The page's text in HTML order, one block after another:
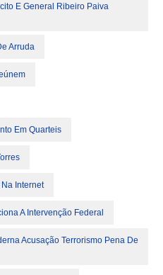
E General Ribeiro Paiva
Arruda
Em Quarteis
Internet
A Intervenção Federal
Acusação Terrorismo Pena De